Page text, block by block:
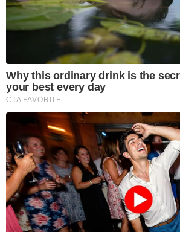
Why this ordinary drink is the
your best every day
CTA FAVORITE